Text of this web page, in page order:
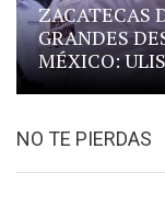
ZACATECAS
GRANDES
MÉXICO:
NO TE PIERDAS